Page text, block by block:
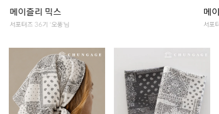
메이즐리 믹스
서포터즈 36기 ‘또쏘잉’님
메
서포